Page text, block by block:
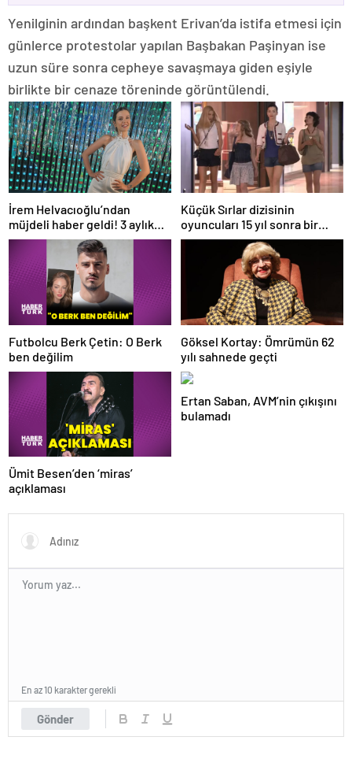
Yenilginin ardından başkent Erivan’da istifa etmesi için
günlerce protestolar yapılan Başbakan Paşinyan ise
uzun süre sonra cepheye savaşmaya giden eşiyle
birlikte bir cenaze töreninde görüntülendi.
İrem Helvacıoğlu’ndan
müjdeli haber geldi! 3 aylık
hamile
Küçük Sırlar dizisinin
oyuncuları 15 yıl sonra bir
arada
Futbolcu Berk Çetin: O Berk
ben değilim
Göksel Kortay: Ömrümün 62
yılı sahnede geçti
Ümit Besen’den ‘miras’
açıklaması
Ertan Saban, AVM’nin çıkışını
bulamadı
Gönder
En az 10 karakter gerekli